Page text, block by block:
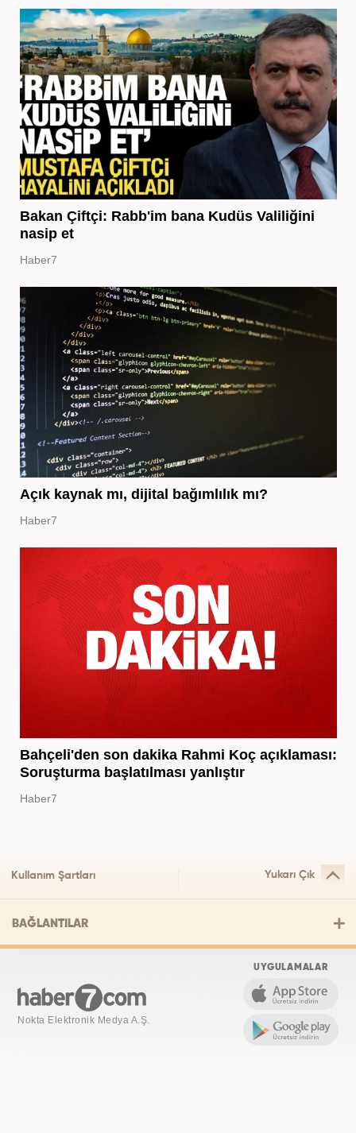
Bakan Çiftçi: Rabb'im bana Kudüs Valiliğini
nasip et
Haber7
Açık kaynak mı, dijital bağımlılık mı?
Haber7
Bahçeli'den son dakika Rahmi Koç açıklaması:
Soruşturma başlatılması yanlıştır
Haber7
Kullanım Şartları Yukarı Çık
BAĞLANTILAR
Nokta Elektronik Medya A.Ş.
UYGULAMALAR